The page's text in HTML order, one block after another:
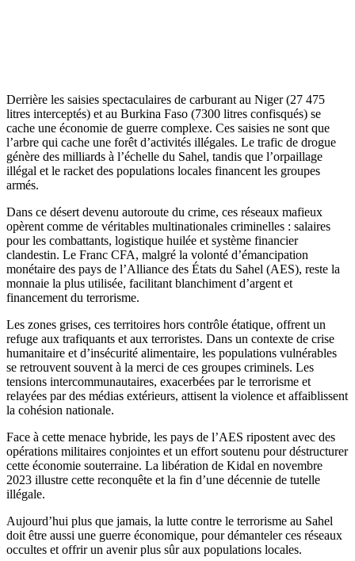
Derrière les saisies spectaculaires de carburant au Niger (27 475
litres interceptés) et au Burkina Faso (7300 litres confisqués) se
cache une économie de guerre complexe. Ces saisies ne sont que
l’arbre qui cache une forêt d’activités illégales. Le trafic de drogue
génère des milliards à l’échelle du Sahel, tandis que l’orpaillage
illégal et le racket des populations locales financent les groupes
armés.
Dans ce désert devenu autoroute du crime, ces réseaux mafieux
opèrent comme de véritables multinationales criminelles : salaires
pour les combattants, logistique huilée et système financier
clandestin. Le Franc CFA, malgré la volonté d’émancipation
monétaire des pays de l’Alliance des États du Sahel (AES), reste la
monnaie la plus utilisée, facilitant blanchiment d’argent et
financement du terrorisme.
Les zones grises, ces territoires hors contrôle étatique, offrent un
refuge aux trafiquants et aux terroristes. Dans un contexte de crise
humanitaire et d’insécurité alimentaire, les populations vulnérables
se retrouvent souvent à la merci de ces groupes criminels. Les
tensions intercommunautaires, exacerbées par le terrorisme et
relayées par des médias extérieurs, attisent la violence et affaiblissent
la cohésion nationale.
Face à cette menace hybride, les pays de l’AES ripostent avec des
opérations militaires conjointes et un effort soutenu pour déstructurer
cette économie souterraine. La libération de Kidal en novembre
2023 illustre cette reconquête et la fin d’une décennie de tutelle
illégale.
Aujourd’hui plus que jamais, la lutte contre le terrorisme au Sahel
doit être aussi une guerre économique, pour démanteler ces réseaux
occultes et offrir un avenir plus sûr aux populations locales.